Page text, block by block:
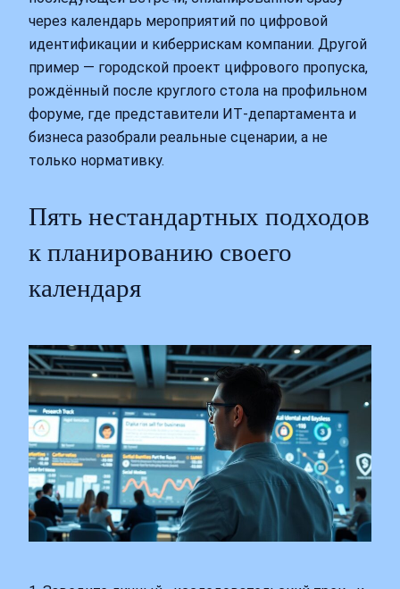
через календарь мероприятий по цифровой
идентификации и киберрискам компании. Другой
пример — городской проект цифрового пропуска,
рождённый после круглого стола на профильном
форуме, где представители ИТ‑департамента и
бизнеса разобрали реальные сценарии, а не
только нормативку.
Пять нестандартных подходов
к планированию своего
календаря